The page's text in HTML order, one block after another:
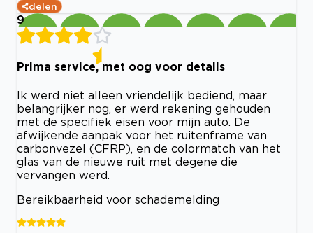
delen
9
Prima service, met oog voor details
Ik werd niet alleen vriendelijk bediend, maar
belangrijker nog, er werd rekening gehouden
met de specifiek eisen voor mijn auto. De
afwijkende aanpak voor het ruitenframe van
carbonvezel (CFRP), en de colormatch van het
glas van de nieuwe ruit met degene die
vervangen werd.
Bereikbaarheid voor schademelding